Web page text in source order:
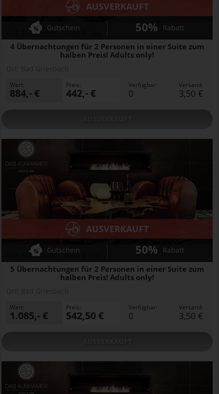
Das Aunhamer - Suite & Spa
4 Übernachtungen für 2 Personen in einer Suite zum
halben Preis! Adults only!
AUSVERKAUFT
Gutschein 50% Rabatt
Wert:
884,- €
Preis:
442,- €
Verfügbar:
0
Versand:
3,50 €
Das Aunhamer - Suite & Spa
5 Übernachtungen für 2 Personen in einer Suite zum
halben Preis! Adults only!
AUSVERKAUFT
Gutschein 50% Rabatt
Wert:
1.085,- €
Preis:
542,50 €
Verfügbar:
0
Versand:
3,50 €